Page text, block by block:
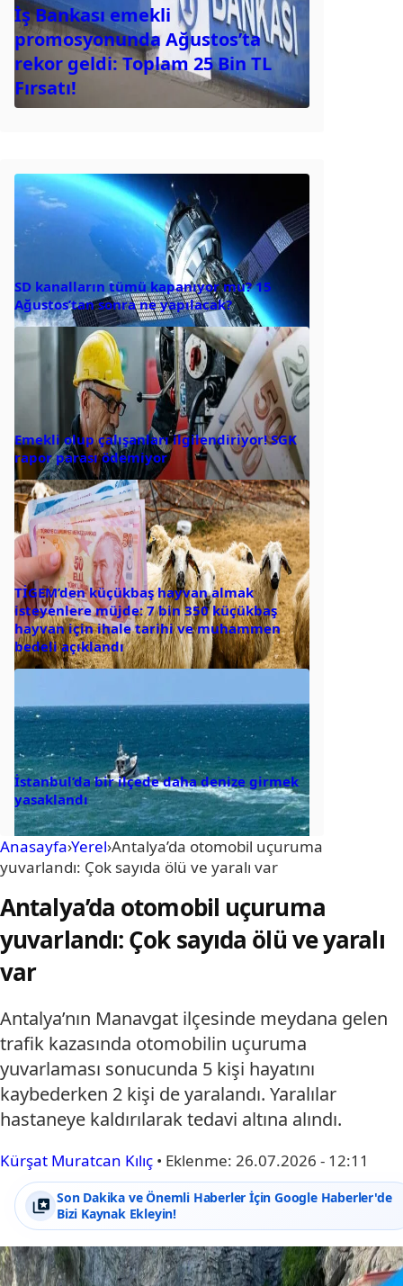
İş Bankası emekli
promosyonunda Ağustos’ta
rekor geldi: Toplam 25 Bin TL
Fırsatı!
SD kanalların tümü kapanıyor mu? 15
Ağustos’tan sonra ne yapılacak?
Emekli olup çalışanları ilgilendiriyor! SGK
rapor parası ödemiyor
TİGEM’den küçükbaş hayvan almak
isteyenlere müjde: 7 bin 350 küçükbaş
hayvan için ihale tarihi ve muhammen
bedeli açıklandı
İstanbul’da bir ilçede daha denize girmek
yasaklandı
Anasayfa›Yerel›Antalya’da otomobil uçuruma
yuvarlandı: Çok sayıda ölü ve yaralı var
Antalya’da otomobil uçuruma
yuvarlandı: Çok sayıda ölü ve yaralı
var
Antalya’nın Manavgat ilçesinde meydana gelen
trafik kazasında otomobilin uçuruma
yuvarlaması sonucunda 5 kişi hayatını
kaybederken 2 kişi de yaralandı. Yaralılar
hastaneye kaldırılarak tedavi altına alındı.
Kürşat Muratcan Kılıç • Eklenme: 26.07.2026 - 12:11
Son Dakika ve Önemli Haberler İçin Google Haberler'de
Bizi Kaynak Ekleyin!